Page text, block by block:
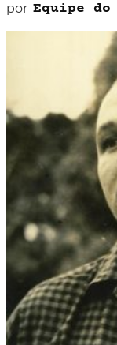
por Equipe